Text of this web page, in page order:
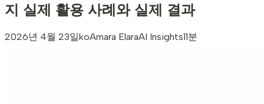
지 실제 활용 사례와 실제 결과
2026년 4월 23일koAmara ElaraAI Insights11분